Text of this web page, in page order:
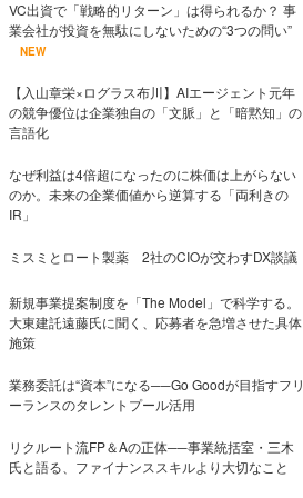
VC出資で「戦略的リターン」は得られるか？ 事
業会社が投資を無駄にしないための“3つの問い”
NEW
【入山章栄×ログラス布川】AIエージェント元年
の競争優位は企業独自の「文脈」と「暗黙知」の
言語化
なぜ利益は4倍超になったのに株価は上がらない
のか。未来の企業価値から逆算する「両利きの
IR」
ミスミとロート製薬 2社のCIOが交わすDX談議
新規事業提案制度を「The Model」で科学する。
大東建託遠藤氏に聞く、応募者を急増させた具体
施策
業務委託は“資本”になる──Go Goodが目指すフリ
ーランスのタレントプール活用
リクルート流FP＆Aの正体──事業統括室・三木
氏と語る、ファイナンススキルより大切なこと